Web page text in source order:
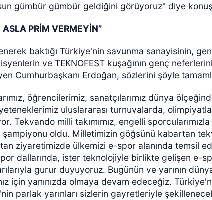
gümbür gümbür geldiğini görüyoruz" diye
ASLA PRİM VERMEYİN”
baktığı Türkiye'nin savunma sanayisinin,
ve TEKNOFEST kuşağının genç
Cumhurbaşkanı Erdoğan, sözlerini şöyle
öğrencilerimiz, sanatçılarımız dünya
uluslararası turnuvalarda,
Tekvando milli takımımız, engelli
oldu. Milletimizin göğsünü kabartan
ziyaretimizde ülkemizi e-spor alanında temsil
dallarında, ister teknolojiyle birlikte gelişen e-
gurur duyuyoruz. Bugünün ve yarının
için yanınızda olmaya devam edeceğiz.
parlak yarınları sizlerin gayretleriyle